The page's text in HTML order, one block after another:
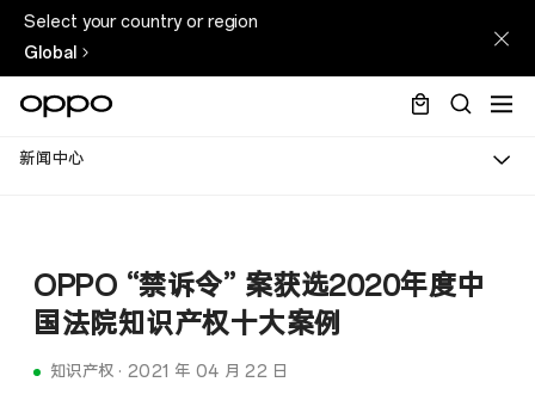
Select your country or region
Global
新闻中心
OPPO “禁诉令” 案获选2020年度中
国法院知识产权十大案例
知识产权 · 2021 年 04 月 22 日